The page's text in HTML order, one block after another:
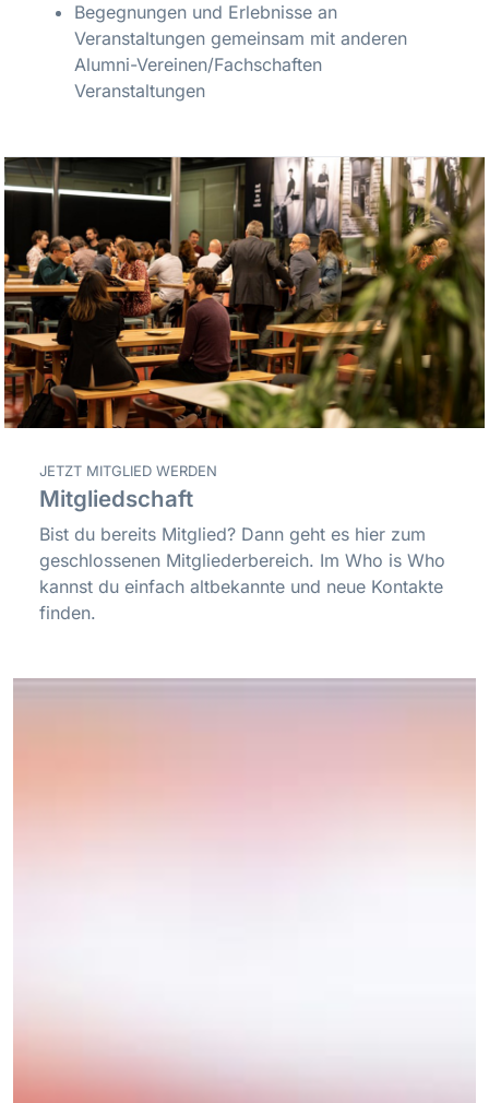
Begegnungen und Erlebnisse an
Veranstaltungen gemeinsam mit anderen
Alumni-Vereinen/Fachschaften
Veranstaltungen
JETZT MITGLIED WERDEN
Mitgliedschaft
Bist du bereits Mitglied? Dann geht es hier zum
geschlossenen Mitgliederbereich. Im Who is Who
kannst du einfach altbekannte und neue Kontakte
finden.